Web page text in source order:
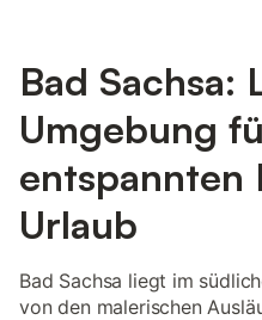
Bad Sachsa:
Umgebung
entspannten
Urlaub
Bad Sachsa liegt im
von den malerischen